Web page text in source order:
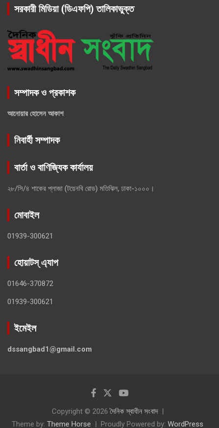
সরকারী মিডিয়া (ডিএফপি) তালিকাভুক্ত
সম্পাদক ও প্রকাশক
আনোয়ার হোসেন আকাশ
নিবার্হী সম্পাদক
বার্তা ও বাণিজ্যিক কার্যালয়
২৮/সি/৪ শাকের প্লাজা (টয়েনবি রোড) মতিঝিল, ঢাকা-১০০০।
মোবাইল
01939-300621
হোয়াটস্ এ্যাপ
01646-370872
01939-300621
ইমেইল
dssangbad1@gmail.com
Copyright © 2026দৈনিক স্বাধীন সংবাদ
Theme by: Theme Horse Proudly Powered by: WordPress